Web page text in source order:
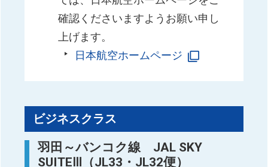
確認くださいますようお願い申し
上げます。
日本航空ホームページ
ビジネスクラス
羽田～バンコク線 JAL SKY
SUITEⅢ（JL33・JL32便）